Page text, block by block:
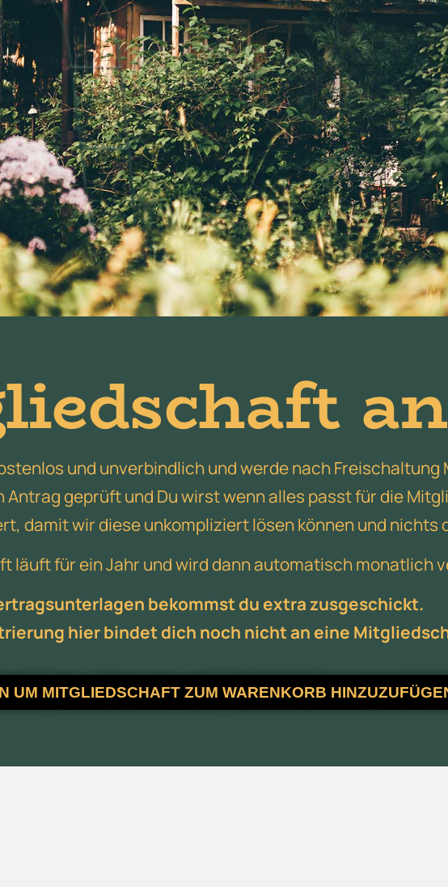
und unverbindlich und werde nach Freischaltung
Antrag geprüft und Du wirst wenn alles passt für die
damit wir diese unkompliziert lösen können und nichts
läuft für ein Jahr und wird dann automatisch monatlich
bekommst du extra zusgeschickt.
hier bindet dich noch nicht an eine
UM MITGLIEDSCHAFT ZUM WARENKORB